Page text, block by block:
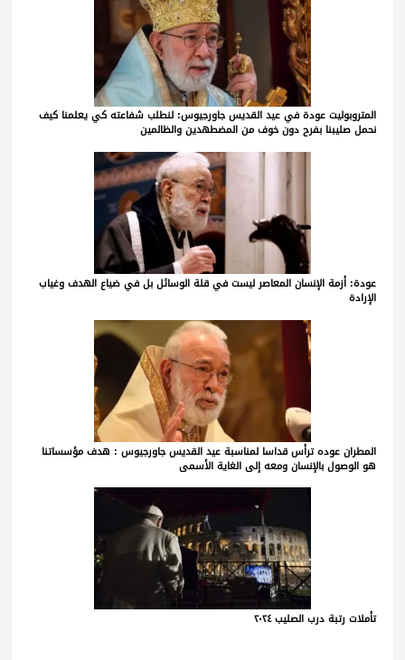
المتروبوليت عودة في عيد القديس جاورجيوس: لنطلب شفاعته كي يعلمنا كيف
نحمل صليبنا بفرح دون خوف من المضطهدين والظالمين
عودة: أزمة الإنسان المعاصر ليست في قلة الوسائل بل في ضياع الهدف وغياب
الإرادة
المطران عوده ترأس قداسا لمناسبة عيد القديس جاورجيوس : هدف مؤسساتنا
هو الوصول بالإنسان ومعه إلى الغاية الأسمى
تأملات رتبة درب الصليب ٢٠٢٤